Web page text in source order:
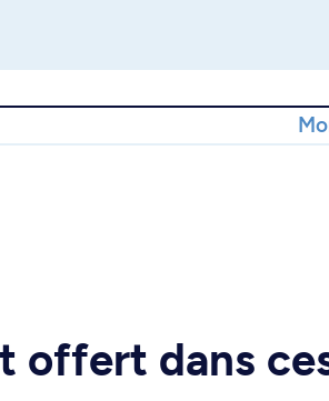
offert dans